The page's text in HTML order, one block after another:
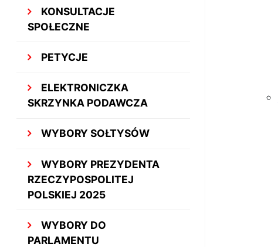
KONSULTACJE
SPOŁECZNE
PETYCJE
ELEKTRONICZKA
SKRZYNKA PODAWCZA
WYBORY SOŁTYSÓW
WYBORY PREZYDENTA
RZECZYPOSPOLITEJ
POLSKIEJ 2025
WYBORY DO
PARLAMENTU